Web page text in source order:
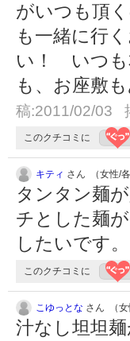
がいつも頂
も一緒に行
い！ いつも
も、お座敷
稿:2011/02/03
このクチコミに
キティ さん （女性/
タンタン麺
チとした麺
したいです。
このクチコミに
こゆっとな さん （女
汁なし坦坦